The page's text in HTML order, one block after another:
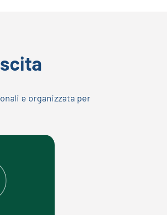
e organizzata per